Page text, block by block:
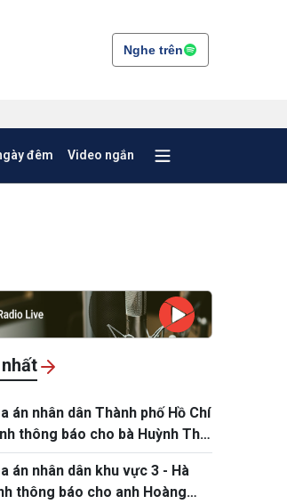
Nghe trên
đêm Video ngắn
án nhân dân Thành phố Hồ Chí
thông báo cho bà Huỳnh Thị
và bà Huỳnh Thị Lý.
án nhân dân khu vực 3 - Hà
thông báo cho anh Hoàng